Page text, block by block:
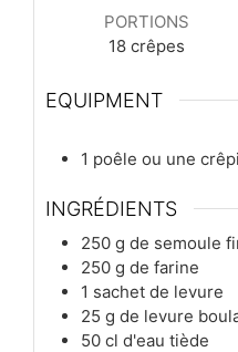
PORTIONS
18 crêpes
EQUIPMENT
1 poêle ou une
INGRÉDIENTS
250 g de semoule
250 g de farine
1 sachet de levure
25 g de levure
50 cl d'eau tiède